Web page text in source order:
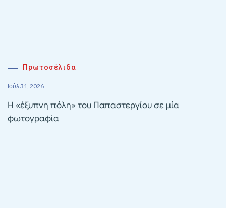
Πρωτοσέλιδα
Ιούλ 31, 2026
Η «έξυπνη πόλη» του Παπαστεργίου σε μία
φωτογραφία